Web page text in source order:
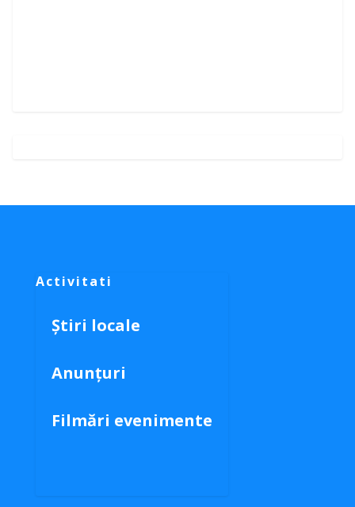
Activitati
Știri locale
Anunțuri
Filmări evenimente